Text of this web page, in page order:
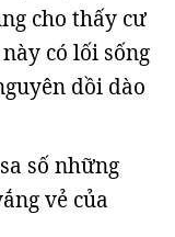
cho thấy cư
có lối sống
dồi dào
số những
vẻ của